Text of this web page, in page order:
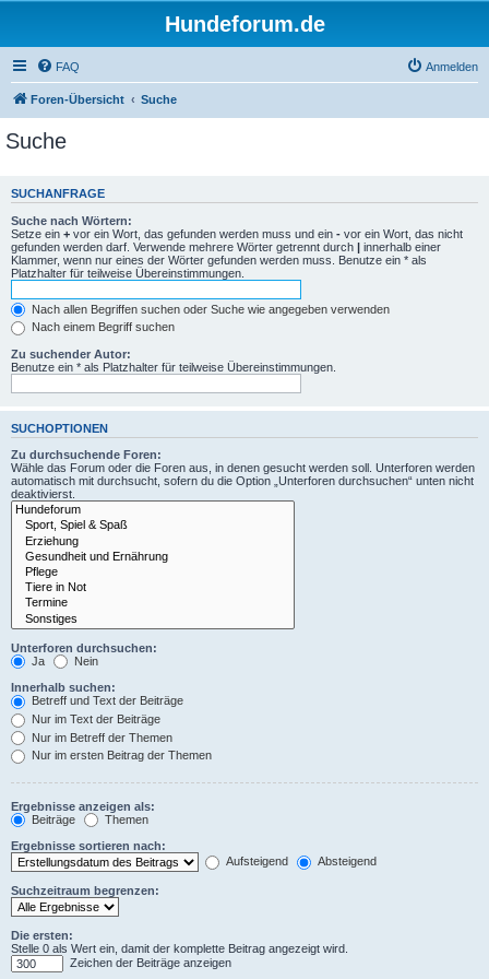
Hundeforum.de
FAQ Anmelden
Foren-Übersicht Suche
Suche
SUCHANFRAGE
Suche nach Wörtern:
Setze ein + vor ein Wort, das gefunden werden muss und ein - vor ein Wort, das nicht
gefunden werden darf. Verwende mehrere Wörter getrennt durch | innerhalb einer
Klammer, wenn nur eines der Wörter gefunden werden muss. Benutze ein * als
Platzhalter für teilweise Übereinstimmungen.
Nach allen Begriffen suchen oder Suche wie angegeben verwenden
Nach einem Begriff suchen
Zu suchender Autor:
Benutze ein * als Platzhalter für teilweise Übereinstimmungen.
SUCHOPTIONEN
Zu durchsuchende Foren:
Wähle das Forum oder die Foren aus, in denen gesucht werden soll. Unterforen werden
automatisch mit durchsucht, sofern du die Option „Unterforen durchsuchen“ unten nicht
deaktivierst.
Unterforen durchsuchen:
Ja
Nein
Innerhalb suchen:
Betreff und Text der Beiträge
Nur im Text der Beiträge
Nur im Betreff der Themen
Nur im ersten Beitrag der Themen
Ergebnisse anzeigen als:
Beiträge
Themen
Ergebnisse sortieren nach:
Aufsteigend
Absteigend
Suchzeitraum begrenzen:
Die ersten:
Stelle 0 als Wert ein, damit der komplette Beitrag angezeigt wird.
Zeichen der Beiträge anzeigen